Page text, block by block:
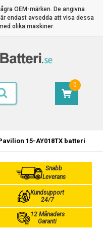
OEM-märken. De angivna
endast avsedda att visa dessa
olika maskiner.
0
15-AY018TX batteri
Snabb
Leverans
Kundsupport
24/7
12 Månaders
Garanti